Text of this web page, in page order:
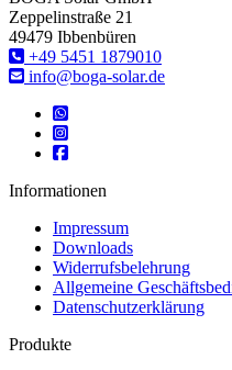
Zeppelinstraße 21
49479 Ibbenbüren
‎+49 5451 1879010
info@boga-solar.de
Informationen
Impressum
Downloads
Widerrufsbelehrung
Allgemeine
Datenschutzerklärung
Produkte